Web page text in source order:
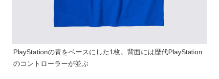
PlayStationの青をベースにした1枚。背面には歴代PlayStation
のコントローラーが並ぶ